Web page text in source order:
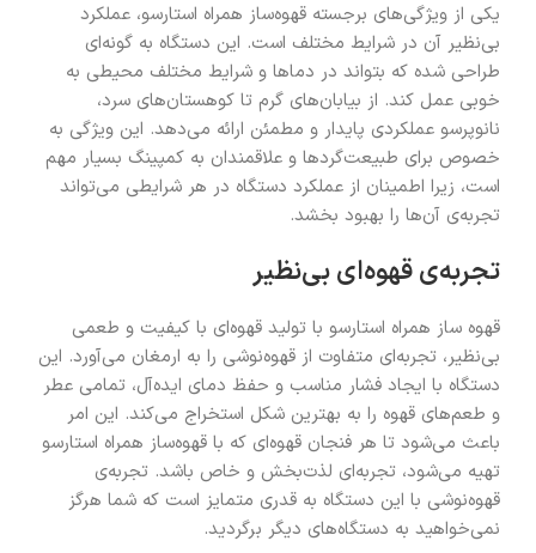
یکی از ویژگی‌های برجسته قهوه‌ساز همراه استارسو، عملکرد
بی‌نظیر آن در شرایط مختلف است. این دستگاه به گونه‌ای
طراحی شده که بتواند در دماها و شرایط مختلف محیطی به
خوبی عمل کند. از بیابان‌های گرم تا کوهستان‌های سرد،
نانوپرسو عملکردی پایدار و مطمئن ارائه می‌دهد. این ویژگی به
خصوص برای طبیعت‌گردها و علاقمندان به کمپینگ بسیار مهم
است، زیرا اطمینان از عملکرد دستگاه در هر شرایطی می‌تواند
تجربه‌ی آن‌ها را بهبود بخشد.
تجربه‌ی قهوه‌ای بی‌نظیر
قهوه ساز همراه استارسو با تولید قهوه‌ای با کیفیت و طعمی
بی‌نظیر، تجربه‌ای متفاوت از قهوه‌نوشی را به ارمغان می‌آورد. این
دستگاه با ایجاد فشار مناسب و حفظ دمای ایده‌آل، تمامی عطر
و طعم‌های قهوه را به بهترین شکل استخراج می‌کند. این امر
باعث می‌شود تا هر فنجان قهوه‌ای که با قهوه‌ساز همراه استارسو
تهیه می‌شود، تجربه‌ای لذت‌بخش و خاص باشد. تجربه‌ی
قهوه‌نوشی با این دستگاه به قدری متمایز است که شما هرگز
نمی‌خواهید به دستگاه‌های دیگر برگردید.